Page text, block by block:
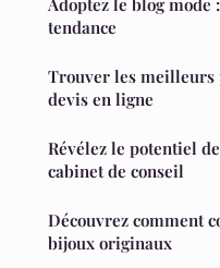
Adoptez le blog mode
tendance
Trouver les meilleurs
devis en ligne
Révélez le potentiel
cabinet de conseil
Découvrez comment
bijoux originaux